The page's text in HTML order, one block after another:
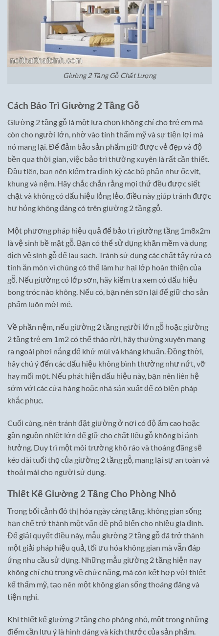
Giường 2 Tầng Gỗ Chất Lượng
Cách Bảo Trì Giường 2 Tầng Gỗ
Giường 2 tầng gỗ là một lựa chọn không chỉ cho trẻ em mà
còn cho người lớn, nhờ vào tính thẩm mỹ và sự tiện lợi mà
nó mang lại. Để đảm bảo sản phẩm giữ được vẻ đẹp và độ
bền qua thời gian, việc bảo trì thường xuyên là rất cần thiết.
Đầu tiên, bạn nên kiểm tra định kỳ các bộ phận như ốc vít,
khung và nệm. Hãy chắc chắn rằng mọi thứ đều được siết
chặt và không có dấu hiệu lỏng lẻo, điều này giúp tránh được
hư hỏng không đáng có trên giường 2 tầng gỗ.
Một phương pháp hiệu quả để bảo trì giường tầng 1m8x2m
là vệ sinh bề mặt gỗ. Bạn có thể sử dụng khăn mềm và dung
dịch vệ sinh gỗ để lau sạch. Tránh sử dụng các chất tẩy rửa có
tính ăn mòn vì chúng có thể làm hư hại lớp hoàn thiện của
gỗ. Nếu giường có lớp sơn, hãy kiểm tra xem có dấu hiệu
bong tróc nào không. Nếu có, bạn nên sơn lại để giữ cho sản
phẩm luôn mới mẻ.
Về phần nệm, nếu giường 2 tầng người lớn gỗ hoặc giường
2 tầng trẻ em 1m2 có thể tháo rời, hãy thường xuyên mang
ra ngoài phơi nắng để khử mùi và kháng khuẩn. Đồng thời,
hãy chú ý đến các dấu hiệu không bình thường như nứt, vỡ
hay mối mọt. Nếu phát hiện dấu hiệu này, bạn nên liên hệ
sớm với các cửa hàng hoặc nhà sản xuất để có biện pháp
khắc phục.
Cuối cùng, nên tránh đặt giường ở nơi có độ ẩm cao hoặc
gần nguồn nhiệt lớn để giữ cho chất liệu gỗ không bị ảnh
hưởng. Duy trì một môi trường khô ráo và thoáng đãng sẽ
kéo dài tuổi thọ của giường 2 tầng gỗ, mang lại sự an toàn và
thoải mái cho người sử dụng.
Thiết Kế Giường 2 Tầng Cho Phòng Nhỏ
Trong bối cảnh đô thị hóa ngày càng tăng, không gian sống
hạn chế trở thành một vấn đề phổ biến cho nhiều gia đình.
Để giải quyết điều này, mẫu giường 2 tầng gỗ đã trở thành
một giải pháp hiệu quả, tối ưu hóa không gian mà vẫn đáp
ứng nhu cầu sử dụng. Những mẫu giường 2 tầng hiện nay
không chỉ chú trọng về chức năng, mà còn kết hợp với thiết
kế thẩm mỹ, tạo nên một không gian sống thoáng đãng và
tiện nghi.
Khi thiết kế giường 2 tầng cho phòng nhỏ, một trong những
điểm cần lưu ý là hình dáng và kích thước của sản phẩm.